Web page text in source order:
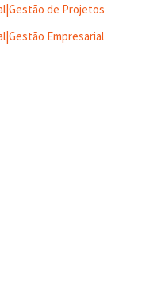
de Projetos
Empresarial